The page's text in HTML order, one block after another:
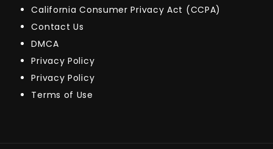
California Consumer Privacy Act (CCPA)
Contact Us
DMCA
Privacy Policy
Privacy Policy
Terms of Use